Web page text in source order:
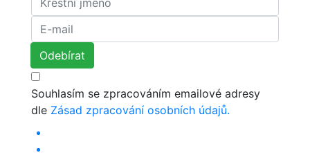
Souhlasím se zpracováním emailové adresy
dle Zásad zpracování osobních údajů.